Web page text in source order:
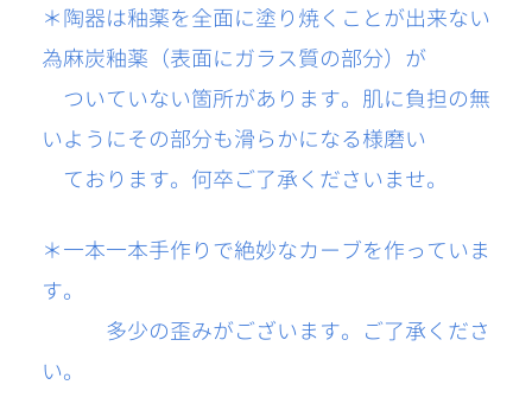
＊陶器は釉薬を全面に塗り焼くことが出来ない
為麻炭釉薬（表面にガラス質の部分）が
ついていない箇所があります。肌に負担の無
いようにその部分も滑らかになる様磨い
ております。何卒ご了承くださいませ。
＊一本一本手作りで絶妙なカーブを作っていま
す。
多少の歪みがございます。ご了承くださ
い。